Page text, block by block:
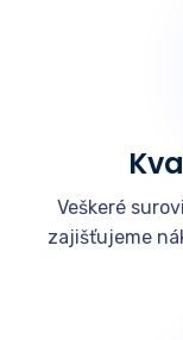
Veškeré
zajišťujeme